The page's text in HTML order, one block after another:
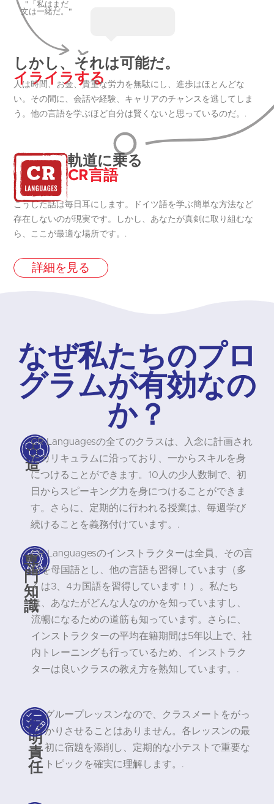
"「私はまだ
文は一緒だ。"
しかし、それは可能だ。
イライラする
人は時間、お金、貴重な労力を無駄にし、進歩はほとんどな
い。その間に、会話や経験、キャリアのチャンスを逃してしま
う。他の言語を学ぶほど自分は賢くないと思っているのだ。.
軌道に乗る
CR言語
こうした話は毎日耳にします。ドイツ語を学ぶ簡単な方法など
存在しないのが現実です。しかし、あなたが真剣に取り組むな
ら、ここが最適な場所です。.
詳細を見る
なぜ私たちのプロ
グラムが有効なの
か？
構
造
CR Languagesの全てのクラスは、入念に計画され
たカリキュラムに沿っており、一からスキルを身
につけることができます。10人の少人数制で、初
日からスピーキング力を身につけることができま
す。さらに、定期的に行われる授業は、毎週学び
続けることを義務付けています。.
専
門
知
識
CR Languagesのインストラクターは全員、その言
語を母国語とし、他の言語も習得しています（多
くは3、4カ国語を習得しています！）。私たち
は、あなたがどんな人なのかを知っていますし、
流暢になるための道筋も知っています。さらに、
インストラクターの平均在籍期間は5年以上で、社
内トレーニングも行っているため、インストラク
ターは良いクラスの教え方を熟知しています。.
説
明
責
任
グループレッスンなので、クラスメートをがっ
かりさせることはありません。各レッスンの最
初に宿題を添削し、定期的な小テストで重要な
トピックを確実に理解します。.